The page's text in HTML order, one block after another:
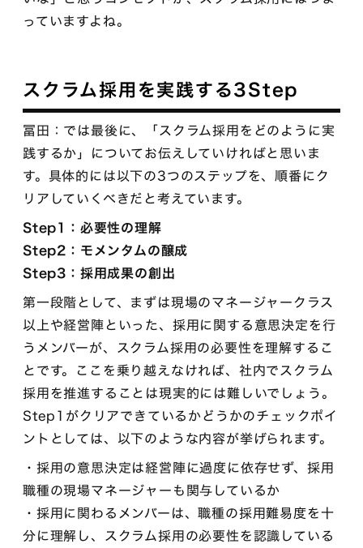
っていますよね。
スクラム採用を実践する3Step
冨田：では最後に、「スクラム採用をどのように実
践するか」についてお伝えしていければと思いま
す。具体的には以下の3つのステップを、順番にク
リアしていくべきだと考えています。
Step1：必要性の理解
Step2：モメンタムの醸成
Step3：採用成果の創出
第一段階として、まずは現場のマネージャークラス
以上や経営陣といった、採用に関する意思決定を行
うメンバーが、スクラム採用の必要性を理解するこ
とです。ここを乗り越えなければ、社内でスクラム
採用を推進することは現実的には難しいでしょう。
Step1がクリアできているかどうかのチェックポイ
ントとしては、以下のような内容が挙げられます。
・採用の意思決定は経営陣に過度に依存せず、採用
職種の現場マネージャーも関与しているか
・採用に関わるメンバーは、職種の採用難易度を十
分に理解し、スクラム採用の必要性を認識している